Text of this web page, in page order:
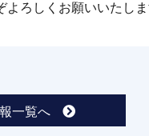
ろしくお願いいたしま
一覧へ